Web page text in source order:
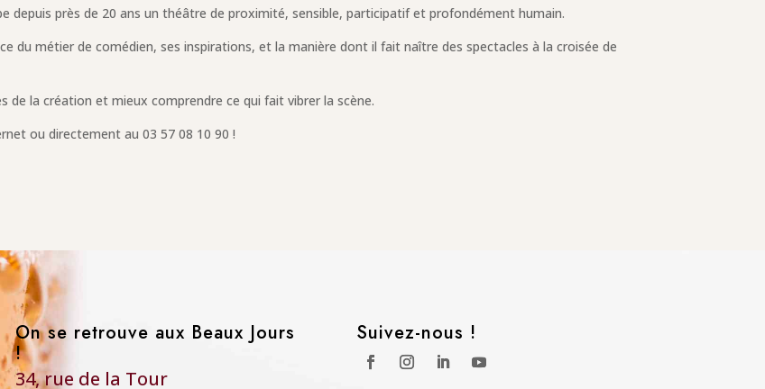
depuis près de 20 ans un théâtre de proximité, sensible, participatif et profondément humain.
du métier de comédien, ses inspirations, et la manière dont il fait naître des spectacles à la croisée de
de la création et mieux comprendre ce qui fait vibrer la scène.
ou directement au 03 57 08 10 90 !
On se retrouve aux Beaux Jours
!
34, rue de la Tour
Suivez-nous !